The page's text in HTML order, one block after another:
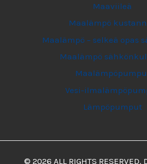
Maaviileä
Maalämpö
Maalämpö – selkeä opas
Maalämpö
Vesi-
Lämpöpumput
© 2026 ALL RIGHTS RESERVED.